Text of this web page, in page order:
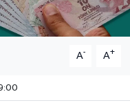
A- A+